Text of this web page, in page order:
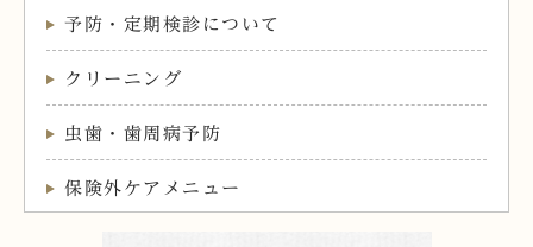
予防・定期検診について
クリーニング
虫歯・歯周病予防
保険外ケアメニュー